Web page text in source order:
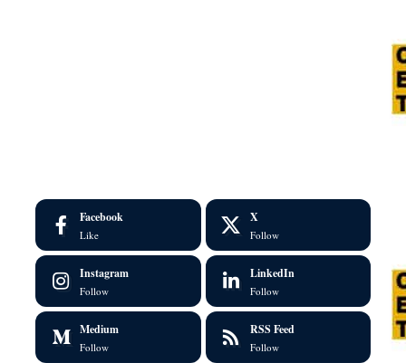
Facebook
Like
X
Follow
Instagram
Follow
LinkedIn
Follow
Medium
Follow
RSS Feed
Follow